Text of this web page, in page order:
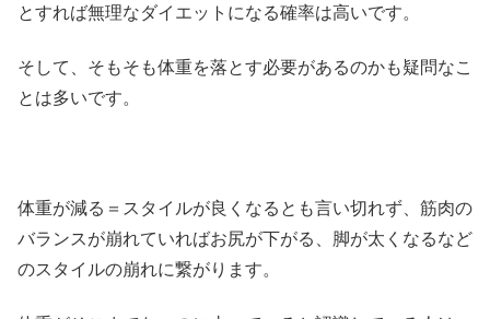
とすれば無理なダイエットになる確率は高いです。
そして、そもそも体重を落とす必要があるのかも疑問なこ
とは多いです。
体重が減る＝スタイルが良くなるとも言い切れず、筋肉の
バランスが崩れていればお尻が下がる、脚が太くなるなど
のスタイルの崩れに繋がります。